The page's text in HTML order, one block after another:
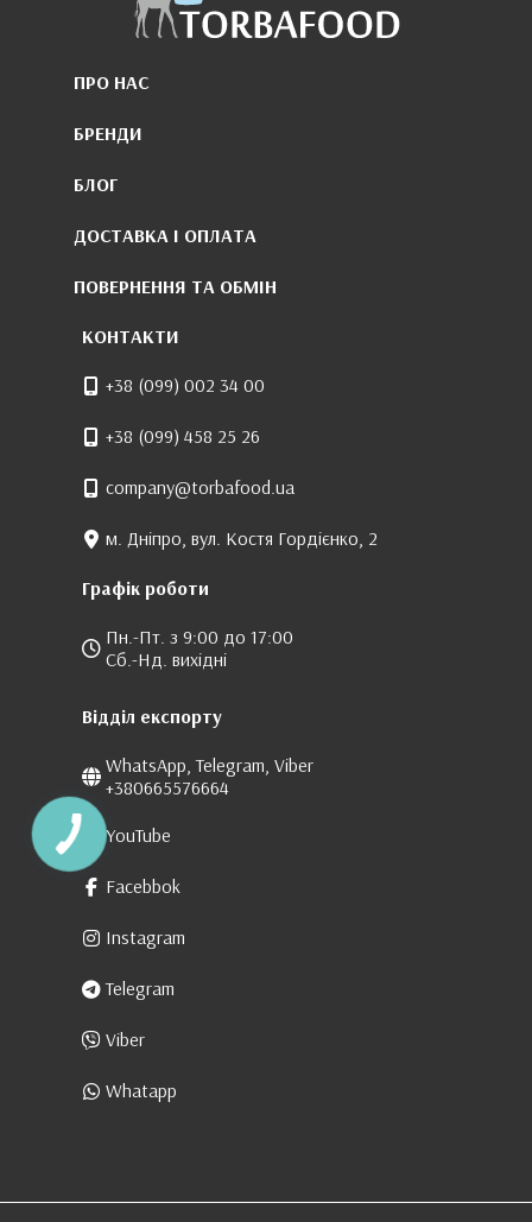
ПРО НАС
БРЕНДИ
БЛОГ
ДОСТАВКА І ОПЛАТА
ПОВЕРНЕННЯ ТА ОБМІН
КОНТАКТИ
+38 (099) 002 34 00
+38 (099) 458 25 26
company@torbafood.ua
м. Дніпро, вул. Костя Гордієнко, 2
Графік роботи
Пн.-Пт. з 9:00 до 17:00
Сб.-Нд. вихідні
Відділ експорту
WhatsApp, Telegram, Viber
+380665576664
YouTube
Facebbok
Instagram
Telegram
Viber
Whatapp